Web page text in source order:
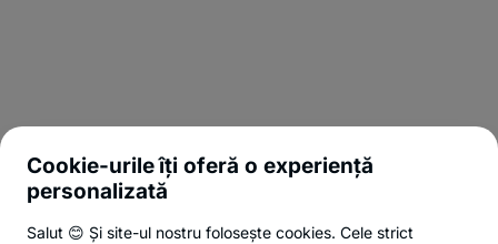
Cookie-urile îți oferă o experiență
personalizată
Salut 😊 Și site-ul nostru folosește cookies. Cele strict